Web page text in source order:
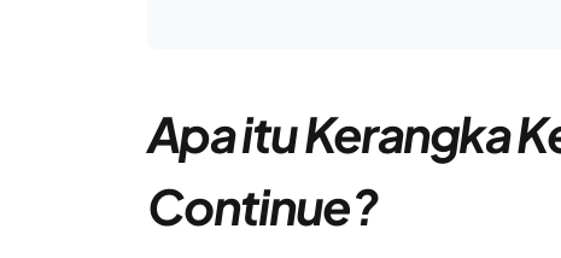
Apa itu Kerangka
Continue?